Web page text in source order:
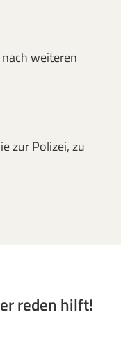
weiteren
zur Polizei, zu
reden hilft!